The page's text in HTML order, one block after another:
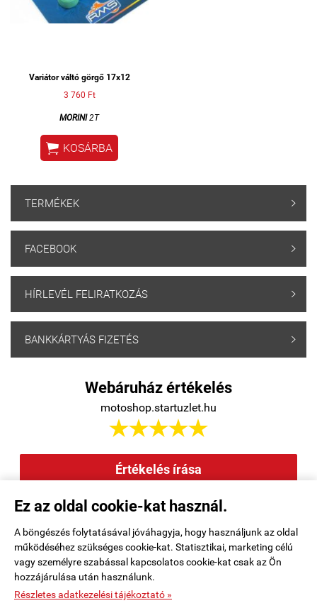
Ez az oldal cookie-kat használ.
A böngészés folytatásával jóváhagyja, hogy használjunk az oldal
működéséhez szükséges cookie-kat. Statisztikai, marketing célú
vagy személyre szabással kapcsolatos cookie-kat csak az Ön
hozzájárulása után használunk.
Részletes adatkezelési tájékoztató »
Variátor váltó görgő 17x12
3 760 Ft
MORINI2T
 KOSÁRBA
TERMÉKEK 
FACEBOOK 
HÍRLEVÉL FELIRATKOZÁS 
BANKKÁRTYÁS FIZETÉS 
Webáruház értékelés
motoshop.startuzlet.hu

Értékelés írása
Rendelési feltételek|Elérhetőségek|Kosár tartalma, megrendelés
Oldaltérkép|